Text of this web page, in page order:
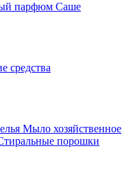
парфюм Саше
средства
Мыло хозяйственное
порошки